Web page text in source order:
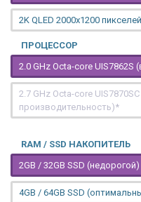
2K QLED 2000х1200
ПРОЦЕССОР
2.0 GHz Octa-core
2.7 GHz Octa-core
производительность)*
RAM / SSD НАКОПИТЕЛЬ
2GB / 32GB SSD (недорогой)
4GB / 64GB SSD